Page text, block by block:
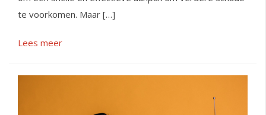
te voorkomen. Maar […]
Lees meer